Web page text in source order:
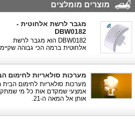
מוצרים מומלצים
מגבר לרשת אלחוטית -
DBW0182
DBW0182 הוא מגבר לרשת
אלחוטית ברמה הכי גבוהה
מערכות סולאריות לחימום
מערכות סולאריות לחימום הבית
אמצעי שמקדם אות כל מי
אותן אל המאה ה-21.